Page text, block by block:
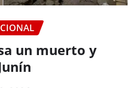
un muerto y